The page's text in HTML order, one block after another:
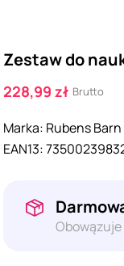
Zestaw do
228,99 zł Brutto
Marka: Rubens Barn
EAN13: